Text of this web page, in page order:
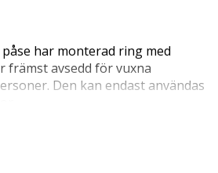
har monterad ring med
främst avsedd för vuxna
Den kan endast användas